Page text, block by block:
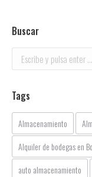
Buscar
Buscar:
Tags
Almacenamiento
Alquiler de bodegas en
auto almacenamiento